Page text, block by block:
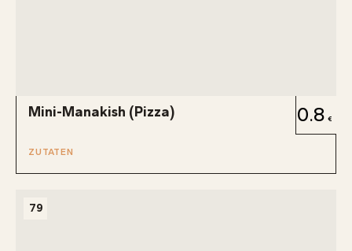
Mini-Manakish (Pizza) 0.8
ZUTATEN
79